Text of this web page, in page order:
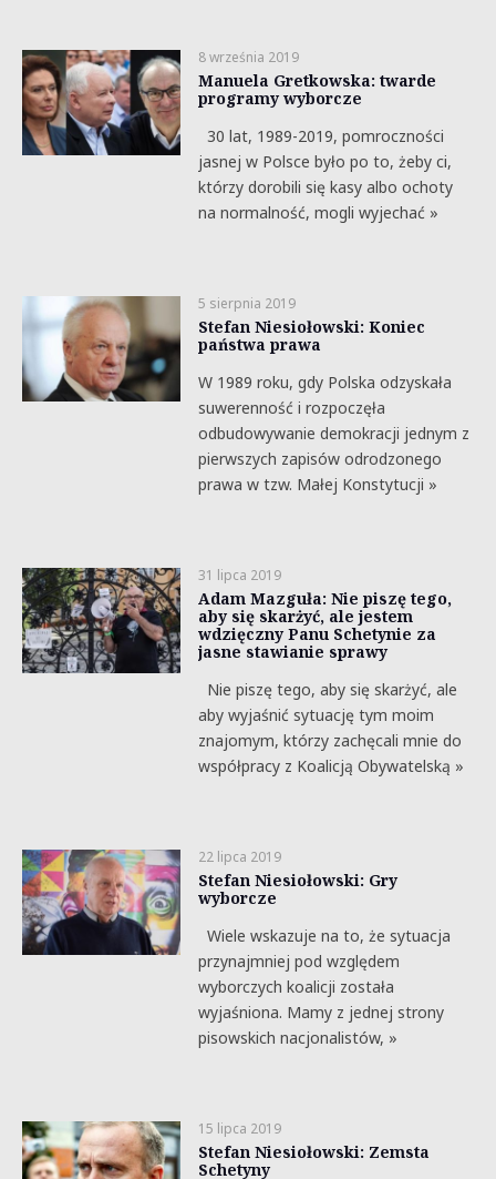
8 września 2019
Manuela Gretkowska: twarde
programy wyborcze
30 lat, 1989-2019, pomroczności
jasnej w Polsce było po to, żeby ci,
którzy dorobili się kasy albo ochoty
na normalność, mogli wyjechać »
5 sierpnia 2019
Stefan Niesiołowski: Koniec
państwa prawa
W 1989 roku, gdy Polska odzyskała
suwerenność i rozpoczęła
odbudowywanie demokracji jednym z
pierwszych zapisów odrodzonego
prawa w tzw. Małej Konstytucji »
31 lipca 2019
Adam Mazguła: Nie piszę tego,
aby się skarżyć, ale jestem
wdzięczny Panu Schetynie za
jasne stawianie sprawy
Nie piszę tego, aby się skarżyć, ale
aby wyjaśnić sytuację tym moim
znajomym, którzy zachęcali mnie do
współpracy z Koalicją Obywatelską »
22 lipca 2019
Stefan Niesiołowski: Gry
wyborcze
Wiele wskazuje na to, że sytuacja
przynajmniej pod względem
wyborczych koalicji została
wyjaśniona. Mamy z jednej strony
pisowskich nacjonalistów, »
15 lipca 2019
Stefan Niesiołowski: Zemsta
Schetyny